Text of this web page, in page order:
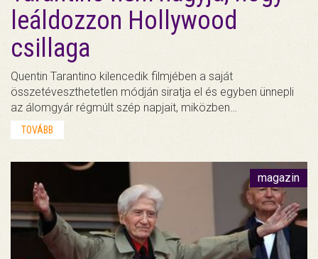
leáldozzon Hollywood
csillaga
Quentin Tarantino kilencedik filmjében a saját
összetéveszthetetlen módján siratja el és egyben ünnepli
az álomgyár régmúlt szép napjait, miközben…
TOVÁBB
magazin